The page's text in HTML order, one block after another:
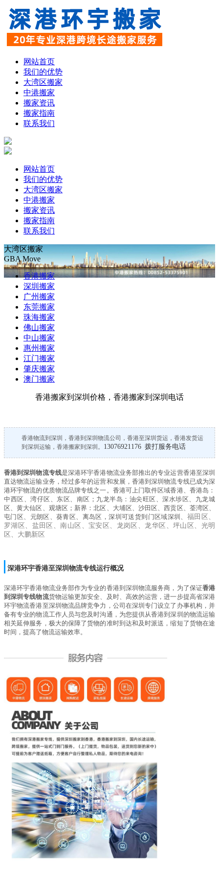
网站首页
我们的优势
大湾区搬家
中港搬家
搬家资讯
搬家指南
联系我们
网站首页
我们的优势
大湾区搬家
中港搬家
搬家资讯
搬家指南
联系我们
大湾区搬家
GBA Move
香港搬家
深圳搬家
广州搬家
东莞搬家
珠海搬家
佛山搬家
中山搬家
惠州搬家
江门搬家
肇庆搬家
澳门搬家
香港搬家到深圳价格，香港搬家到深圳电话
香港物流到深圳，香港到深圳物流公司，香港至深圳货运，香港发货运
到深圳运输，香港搬家到深圳。 13076921176 拨打服务电话
香港到深圳物流专线是深港环宇香港物流业务部推出的专业运营香港至深圳
直达物流运输业务，经过多年的运营和发展，香港到深圳物流专线已成为深
港环宇物流的优质物流品牌专线之一。香港可上门取件区域香港、香港岛：
中西区、湾仔区、东区、南区；九龙半岛：油尖旺区、深水埗区、九龙城
区、黄大仙区、观塘区；新界：北区、大埔区、沙田区、西贡区、荃湾区、
屯门区、元朗区、葵青区、离岛区，深圳可送货到门区域深圳、 福田区、
罗湖区、盐田区、南山区、宝安区、龙岗区、龙华区、坪山区、光明
区、大鹏新区
深港环宇香港至深圳物流专线运行概况
深港环宇香港物流业务部作为专业的香港到深圳物流服务商，为了保证香港
到深圳专线物流货物运输更加安全、及时、高效的运营，进一步提高省深港
环宇物流香港至深圳物流品牌竞争力，公司在深圳专门设立了办事机构，并
备有专业的物流工作人员与您及时沟通，为您提供从香港到深圳的物流运输
相关延伸服务，极大的保障了货物的准时到达和及时派送，缩短了货物在途
时间，提高了物流运输效率。